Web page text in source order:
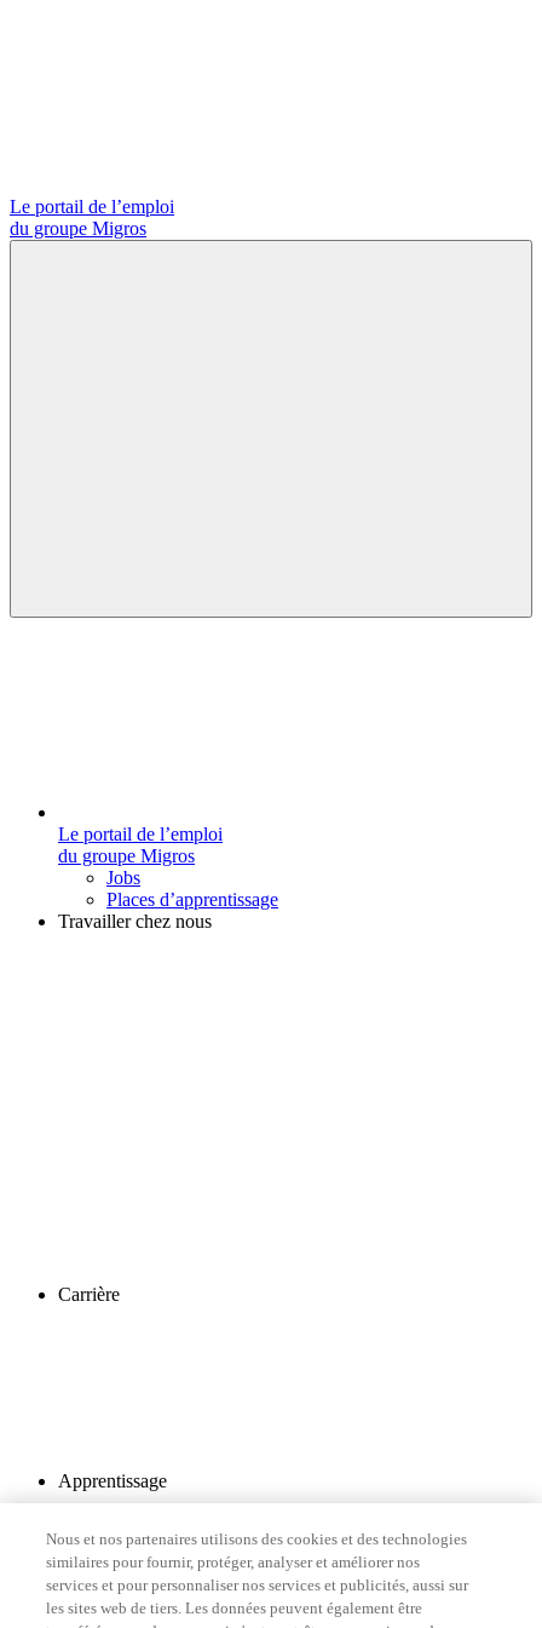
Le portail de l’emploi
du groupe Migros
Le portail de l’emploi
du groupe Migros
Jobs
Places d’apprentissage
Travailler chez nous
Carrière
Apprentissage
Nous et nos partenaires utilisons des cookies et des technologies
similaires pour fournir, protéger, analyser et améliorer nos
services et pour personnaliser nos services et publicités, aussi sur
les sites web de tiers. Les données peuvent également être